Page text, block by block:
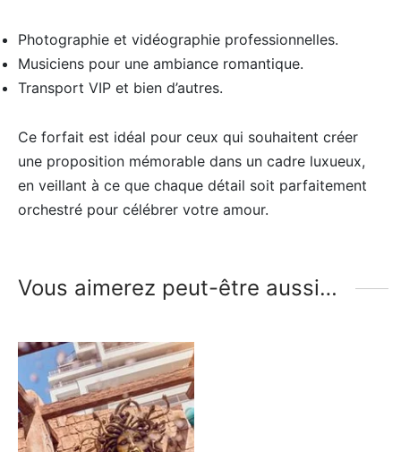
Photographie et vidéographie professionnelles.
Musiciens pour une ambiance romantique.
Transport VIP et bien d’autres.
Ce forfait est idéal pour ceux qui souhaitent créer
une proposition mémorable dans un cadre luxueux,
en veillant à ce que chaque détail soit parfaitement
orchestré pour célébrer votre amour.
Vous aimerez peut-être aussi…